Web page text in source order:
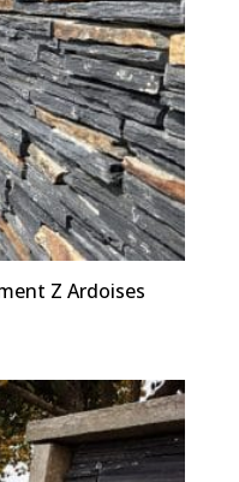
Z Ardoises